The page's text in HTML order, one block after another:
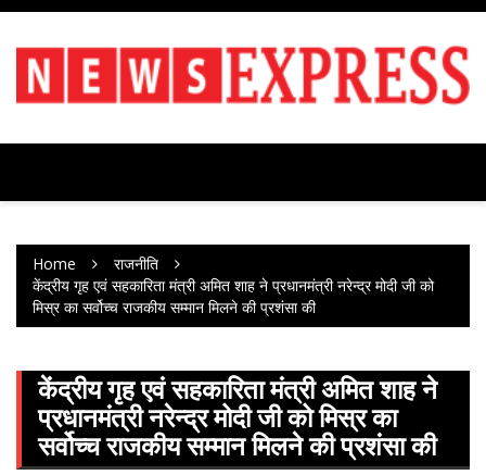
Skip
content
Home
राजनीति
केंद्रीय गृह एवं सहकारिता मंत्री अमित शाह ने प्रधानमंत्री नरेन्द्र मोदी जी को
मिस्र का सर्वोच्च राजकीय सम्मान मिलने की प्रशंसा की
केंद्रीय गृह एवं सहकारिता मंत्री अमित शाह ने
प्रधानमंत्री नरेन्द्र मोदी जी को मिस्र का
सर्वोच्च राजकीय सम्मान मिलने की प्रशंसा की